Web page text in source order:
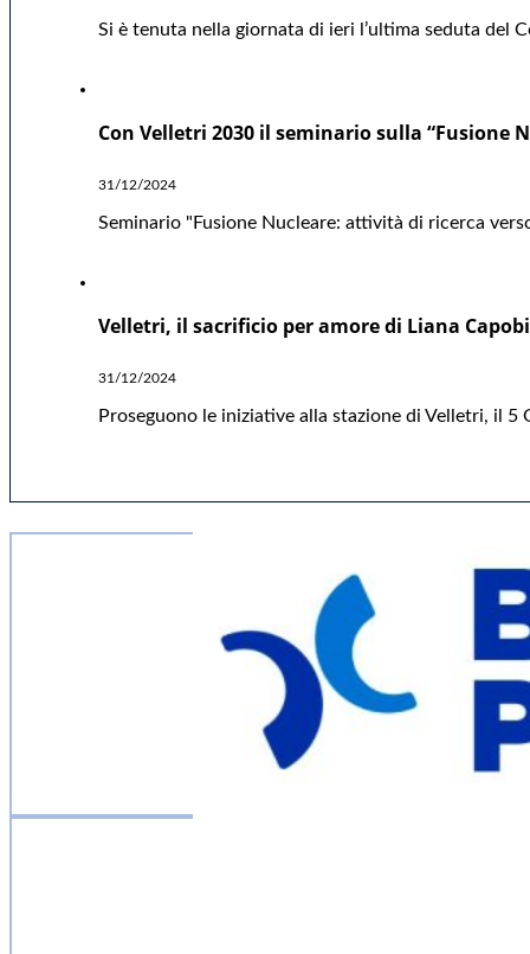
Si è tenuta nella giornata di ieri l’ultima seduta del
Con Velletri 2030 il seminario sulla “Fusione
31/12/2024
Seminario "Fusione Nucleare: attività di ricerca
Velletri, il sacrificio per amore di Liana
31/12/2024
Proseguono le iniziative alla stazione di Velletri, il